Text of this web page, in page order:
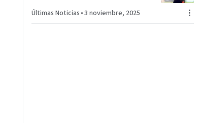
en LIMA
Últimas Noticias •3 noviembre, 2025